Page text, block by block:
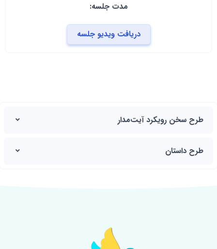
مدت جلسه:
دریافت ویدیو جلسه
طرح سخن رویکرد آیت‌مدار
طرح داستان